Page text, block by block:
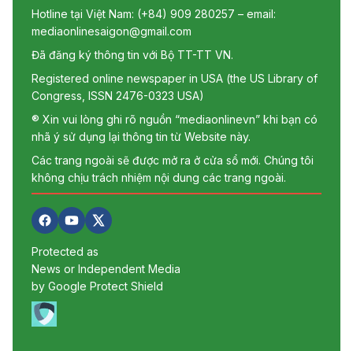
Hotline tại Việt Nam: (+84) 909 280257 – email:
mediaonlinesaigon@gmail.com
Đã đăng ký thông tin với Bộ TT-TT VN.
Registered online newspaper in USA (the US Library of
Congress, ISSN 2476-0323 USA)
® Xin vui lòng ghi rõ nguồn “mediaonlinevn” khi bạn có
nhã ý sử dụng lại thông tin từ Website này.
Các trang ngoài sẽ được mở ra ở cửa sổ mới. Chúng tôi
không chịu trách nhiệm nội dung các trang ngoài.
Protected as
News or Independent Media
by Google Protect Shield